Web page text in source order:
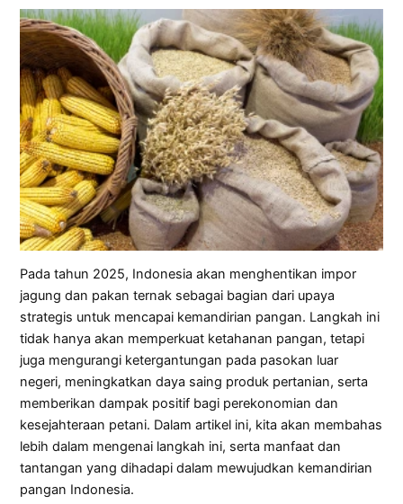
Pada tahun 2025, Indonesia akan menghentikan impor
jagung dan pakan ternak sebagai bagian dari upaya
strategis untuk mencapai kemandirian pangan. Langkah ini
tidak hanya akan memperkuat ketahanan pangan, tetapi
juga mengurangi ketergantungan pada pasokan luar
negeri, meningkatkan daya saing produk pertanian, serta
memberikan dampak positif bagi perekonomian dan
kesejahteraan petani. Dalam artikel ini, kita akan membahas
lebih dalam mengenai langkah ini, serta manfaat dan
tantangan yang dihadapi dalam mewujudkan kemandirian
pangan Indonesia.